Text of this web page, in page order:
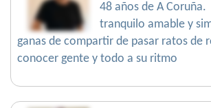
48 años de A Coruña.
tranquilo amable y
ganas de compartir de pasar ratos de
conocer gente y todo a su ritmo